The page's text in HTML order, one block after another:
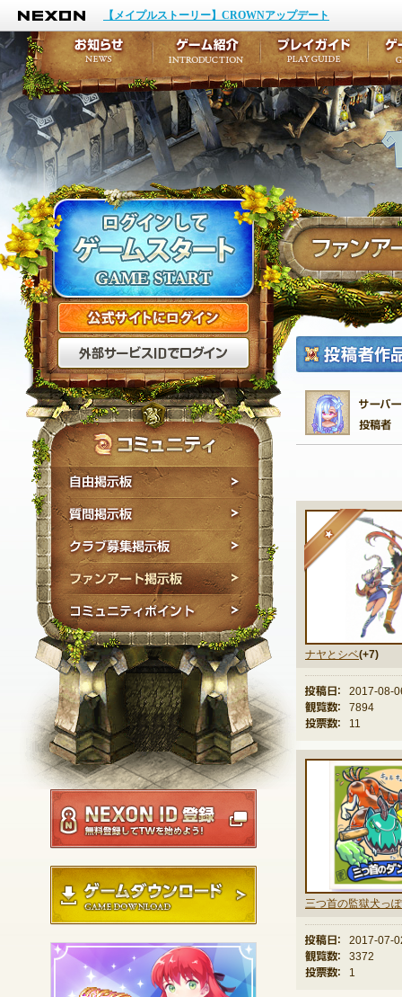
NEXON
【メイプルストーリー】CROWNアップデート
公式サイトにログイン
外部サービスIDでログ
質問掲示板
クラブ募集掲示板
ファンアート掲示板
コミュニティポイン
NEXON ID登録
ゲームダウンロード
ナヤとシベ(+7)
投稿日：
2017-08-
観覧数：
7894
投票数：
11
三つ首の監獄犬っ
投稿日：
2017-07-
観覧数：
3372
投票数：
1
お知らせ
イベント
アップデート
メンテナンス
ゲーム紹介
キャラクター作成
テイルズ初級者講座
ここだけは知ってお